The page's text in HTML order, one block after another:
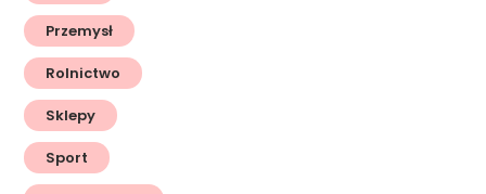
Przemysł
Rolnictwo
Sklepy
Sport